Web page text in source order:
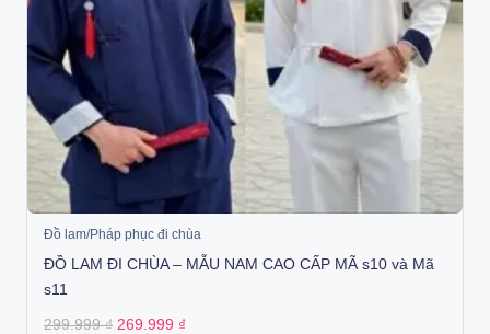
Đồ lam/Pháp phục đi chùa
ĐỒ LAM ĐI CHÙA – MẪU NAM CAO CẤP MÃ s10 và Mã
s11
299.999₫ Original
269.999 ₫